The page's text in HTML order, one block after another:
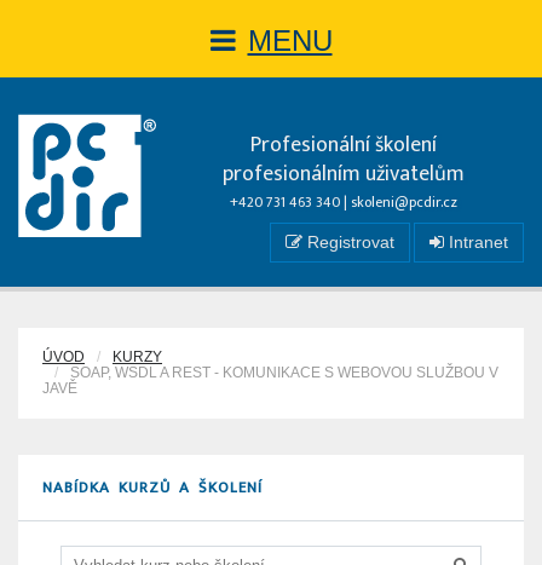
MENU
Profesionální školení
profesionálním uživatelům
+420 731 463 340 | skoleni@pcdir.cz
Registrovat Intranet
ÚVOD
KURZY
SOAP, WSDL A REST - KOMUNIKACE S WEBOVOU SLUŽBOU V
JAVĚ
NABÍDKA KURZŮ A ŠKOLENÍ